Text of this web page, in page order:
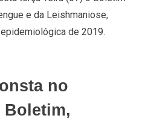
e da Leishmaniose,
de 2019.
no